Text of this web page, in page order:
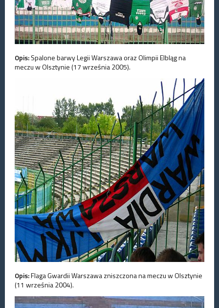
Opis:Spalone barwy Legii Warszawa oraz Olimpii Elbląg na
meczu w Olsztynie (17 września 2005).
Opis:Flaga Gwardii Warszawa zniszczona na meczu w Olsztynie
(11 września 2004).